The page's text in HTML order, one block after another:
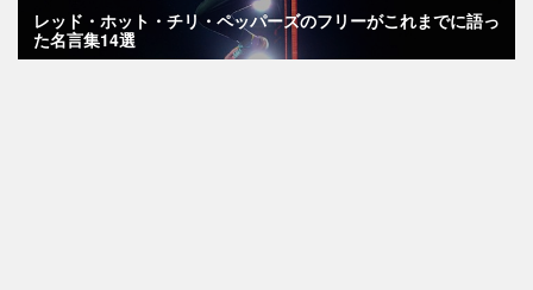
レッド・ホット・チリ・ペッパーズのフリーがこれまでに語っ
た名言集14選